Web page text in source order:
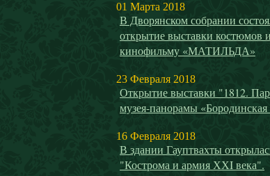
01 Марта 2018
В Дворянском собрании
открытие выставки костюмов
кинофильму «МАТИЛЬДА»
23 Февраля 2018
Открытие выставки "1812.
музея-панорамы
16 Февраля 2018
В здании Гауптвахты
"Кострома и армия ХХI века".